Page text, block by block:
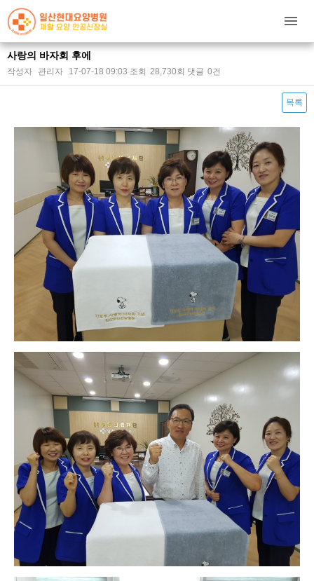
사랑의 바자회 후에
작성자 관리자 17-07-18 09:03 조회 28,730회 댓글 0건
목록